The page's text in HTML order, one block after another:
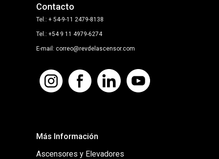
Contacto
Tel.: + 54-9-11 2479-8138
Tel.: +54 9 11 4979-6274
E-mail: correo@revdelascensor.com
Más Información
Ascensores y Elevadores